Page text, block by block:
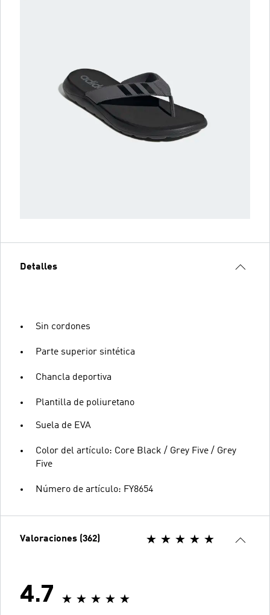
Detalles
Sin cordones
Parte superior sintética
Chancla deportiva
Plantilla de poliuretano
Suela de EVA
Color del artículo: Core Black / Grey Five / Grey
Five
Número de artículo: FY8654
Valoraciones (362)
4.7